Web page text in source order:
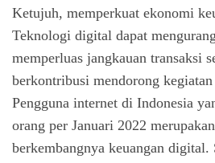
Ketujuh, memperkuat ekonomi
Teknologi digital dapat
memperluas jangkauan transaksi
berkontribusi mendorong
Pengguna internet di Indonesia
orang per Januari 2022
berkembangnya keuangan